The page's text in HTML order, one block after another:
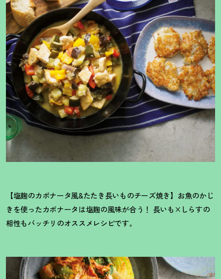
【塩麹のカポナータ風&たたき長いものチーズ焼き】お魚のかじ
きを使ったカポナータは塩麹の風味が合う ！ 長いも×しらすの
相性もバッチリのオススメレシピです。